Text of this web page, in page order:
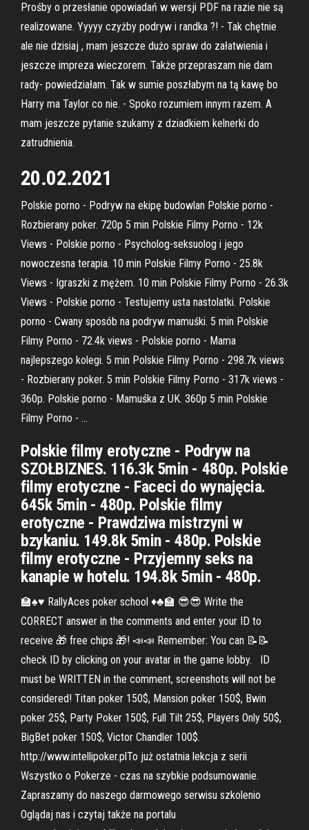
Prośby o przesłanie opowiadań w wersji PDF na razie nie są
realizowane. Yyyyy czyżby podryw i randka ?! - Tak chętnie
ale nie dzisiaj , mam jeszcze dużo spraw do załatwienia i
jeszcze impreza wieczorem. Także przepraszam nie dam
rady- powiedziałam. Tak w sumie poszłabym na tą kawę bo
Harry ma Taylor co nie. - Spoko rozumiem innym razem. A
mam jeszcze pytanie szukamy z dziadkiem kelnerki do
zatrudnienia.
20.02.2021
Polskie porno - Podryw na ekipę budowlan Polskie porno -
Rozbierany poker. 720p 5 min Polskie Filmy Porno - 12k
Views - Polskie porno - Psycholog-seksuolog i jego
nowoczesna terapia. 10 min Polskie Filmy Porno - 25.8k
Views - Igraszki z mężem. 10 min Polskie Filmy Porno - 26.3k
Views - Polskie porno - Testujemy usta nastolatki. Polskie
porno - Cwany sposób na podryw mamuśki. 5 min Polskie
Filmy Porno - 72.4k views - Polskie porno - Mama
najlepszego kolegi. 5 min Polskie Filmy Porno - 298.7k views
- Rozbierany poker. 5 min Polskie Filmy Porno - 317k views -
360p. Polskie porno - Mamuśka z UK. 360p 5 min Polskie
Filmy Porno - …
Polskie filmy erotyczne - Podryw na
SZOŁBIZNES. 116.3k 5min - 480p. Polskie
filmy erotyczne - Faceci do wynajęcia.
645k 5min - 480p. Polskie filmy
erotyczne - Prawdziwa mistrzyni w
bzykaniu. 149.8k 5min - 480p. Polskie
filmy erotyczne - Przyjemny seks na
kanapie w hotelu. 194.8k 5min - 480p.
🏫♠♥ RallyAces poker school ♦♣🏫 😎😎 Write the
CORRECT answer in the comments and enter your ID to
receive 🎁 free chips 🎁! 📣📣 Remember: You can 📝📝
check ID by clicking on your avatar in the game lobby. ️ ️ ID
must be WRITTEN in the comment, screenshots will not be
considered! Titan poker 150$, Mansion poker 150$, Bwin
poker 25$, Party Poker 150$, Full Tilt 25$, Players Only 50$,
BigBet poker 150$, Victor Chandler 100$.
http://www.intellipoker.plTo już ostatnia lekcja z serii
Wszystko o Pokerze - czas na szybkie podsumowanie.
Zapraszamy do naszego darmowego serwisu szkolenio
Oglądaj nas i czytaj także na portalu